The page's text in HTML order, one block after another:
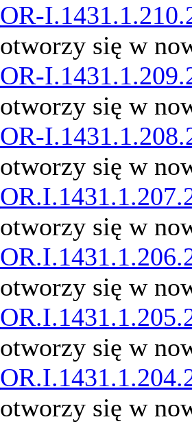
OR-
otworzy się w
OR-
otworzy się w
OR-
otworzy się w
otworzy się w
otworzy się w
otworzy się w
otworzy się w